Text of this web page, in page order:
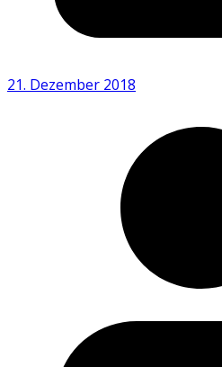
21. Dezember 2018